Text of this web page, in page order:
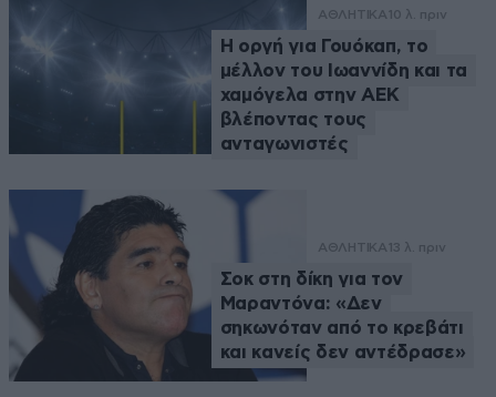
ΑΘΛΗΤΙΚΑ 10 λ. πριν
Η οργή για Γουόκαπ, το
μέλλον του Ιωαννίδη και τα
χαμόγελα στην ΑΕΚ
βλέποντας τους
ανταγωνιστές
ΑΘΛΗΤΙΚΑ 13 λ. πριν
Σοκ στη δίκη για τον
Μαραντόνα: «Δεν
σηκωνόταν από το κρεβάτι
και κανείς δεν αντέδρασε»